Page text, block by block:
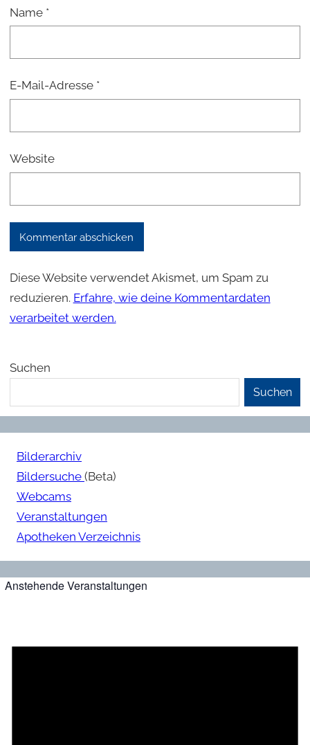
Name *
E-Mail-Adresse *
Website
Diese Website verwendet Akismet, um Spam zu
reduzieren. Erfahre, wie deine Kommentardaten
verarbeitet werden.
Suchen
Suchen
Bilderarchiv
Bildersuche (Beta)
Webcams
Veranstaltungen
Apotheken Verzeichnis
Anstehende Veranstaltungen